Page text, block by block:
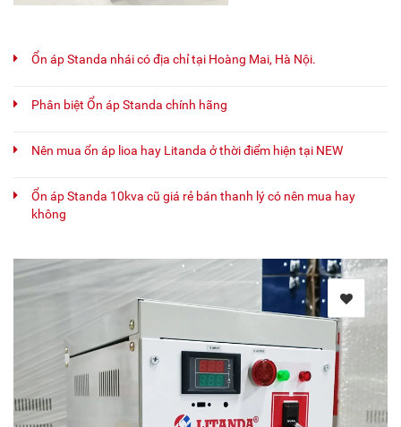
Ổn áp Standa nhái có địa chỉ tại Hoàng Mai, Hà Nội.
Phân biệt Ổn áp Standa chính hãng
Nên mua ổn áp lioa hay Litanda ở thời điểm hiện tại NEW
Ổn áp Standa 10kva cũ giá rẻ bán thanh lý có nên mua hay
không